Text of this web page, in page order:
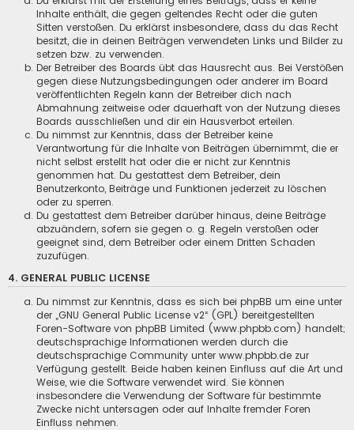
Inhalte enthält, die gegen geltendes Recht oder die guten
Sitten verstoßen. Du erklärst insbesondere, dass du das Recht
besitzt, die in deinen Beiträgen verwendeten Links und Bilder zu
setzen bzw. zu verwenden.
Der Betreiber des Boards übt das Hausrecht aus. Bei Verstößen
gegen diese Nutzungsbedingungen oder anderer im Board
veröffentlichten Regeln kann der Betreiber dich nach
Abmahnung zeitweise oder dauerhaft von der Nutzung dieses
Boards ausschließen und dir ein Hausverbot erteilen.
Du nimmst zur Kenntnis, dass der Betreiber keine
Verantwortung für die Inhalte von Beiträgen übernimmt, die er
nicht selbst erstellt hat oder die er nicht zur Kenntnis
genommen hat. Du gestattest dem Betreiber, dein
Benutzerkonto, Beiträge und Funktionen jederzeit zu löschen
oder zu sperren.
Du gestattest dem Betreiber darüber hinaus, deine Beiträge
abzuändern, sofern sie gegen o. g. Regeln verstoßen oder
geeignet sind, dem Betreiber oder einem Dritten Schaden
zuzufügen.
4. GENERAL PUBLIC LICENSE
Du nimmst zur Kenntnis, dass es sich bei phpBB um eine unter
der „GNU General Public License v2“ (GPL) bereitgestellten
Foren-Software von phpBB Limited (www.phpbb.com) handelt;
deutschsprachige Informationen werden durch die
deutschsprachige Community unter www.phpbb.de zur
Verfügung gestellt. Beide haben keinen Einfluss auf die Art und
Weise, wie die Software verwendet wird. Sie können
insbesondere die Verwendung der Software für bestimmte
Zwecke nicht untersagen oder auf Inhalte fremder Foren
Einfluss nehmen.